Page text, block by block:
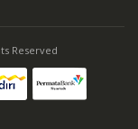
Reserved